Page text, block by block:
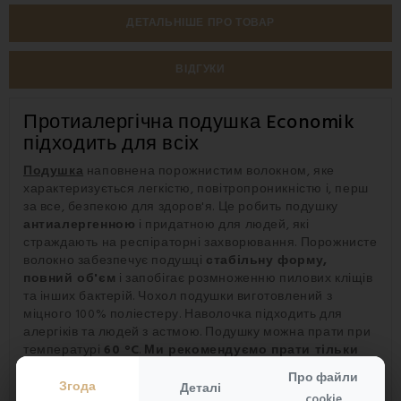
Згода Деталі
Про файли
ДЕТАЛЬНІШЕ ПРО ТОВАР
ВІДГУКИ
Протиалергічна подушка Economik
підходить для всіх
Подушка наповнена порожнистим волокном, яке
характеризується легкістю, повітропроникністю і, перш
за все, безпекою для здоров'я. Це робить подушку
антиалергенною і придатною для людей, які
страждають на респіраторні захворювання. Порожнисте
волокно забезпечує подушці стабільну форму,
повний об'єм і запобігає розмноженню пилових кліщів
та інших бактерій. Чохол подушки виготовлений з
міцного 100% поліестеру. Наволочка підходить для
алергіків та людей з астмою. Подушку можна прати при
температурі 60 °C. Ми рекомендуємо прати тільки
наповнювач).
Подушка розміром 35х45 не передбачає